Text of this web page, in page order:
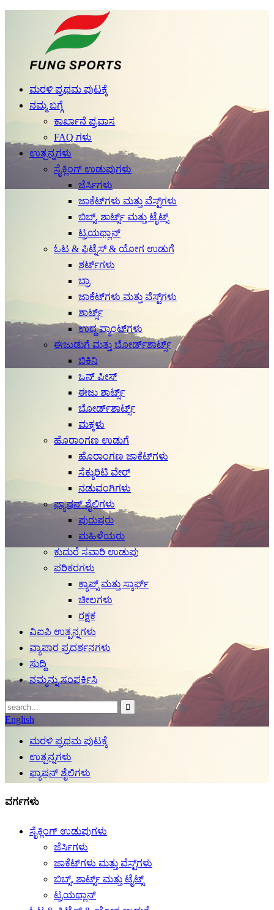
ಮರಳಿ ಪ್ರಥಮ ಪುಟಕ್ಕೆ
ನಮ್ಮ ಬಗ್ಗೆ
ಕಾರ್ಖಾನೆ ಪ್ರವಾಸ
FAQ ಗಳು
ಉತ್ಪನ್ನಗಳು
ಸೈಕ್ಲಿಂಗ್ ಉಡುಪುಗಳು
ಜೆರ್ಸಿಗಳು
ಜಾಕೆಟ್‌ಗಳು ಮತ್ತು ವೆಸ್ಟ್‌ಗಳು
ಬಿಬ್ಸ್, ಶಾರ್ಟ್ಸ್ ಮತ್ತು ಟೈಟ್ಸ್
ಟ್ರಯಥ್ಲಾನ್
ಓಟ & ಫಿಟ್ನೆಸ್ & ಯೋಗ ಉಡುಗೆ
ಶರ್ಟ್‌ಗಳು
ಬ್ರಾ
ಜಾಕೆಟ್‌ಗಳು ಮತ್ತು ವೆಸ್ಟ್‌ಗಳು
ಶಾರ್ಟ್ಸ್
ಉದ್ದ ಪ್ಯಾಂಟ್‌ಗಳು
ಈಜುಡುಗೆ ಮತ್ತು ಬೋರ್ಡ್‌ಶಾರ್ಟ್ಸ್
ಬಿಕಿನಿ
ಒನ್ ಪೀಸ್
ಈಜು ಶಾರ್ಟ್ಸ್
ಬೋರ್ಡ್‌ಶಾರ್ಟ್ಸ್
ಮಕ್ಕಳು
ಹೊರಾಂಗಣ ಉಡುಗೆ
ಹೊರಾಂಗಣ ಜಾಕೆಟ್‌ಗಳು
ಸೆಕ್ಯುರಿಟಿ ವೇರ್
ನಡುವಂಗಿಗಳು
ಫ್ಯಾಷನ್ ಶೈಲಿಗಳು
ಪುರುಷರು
ಮಹಿಳೆಯರು
ಕುದುರೆ ಸವಾರಿ ಉಡುಪು
ಪರಿಕರಗಳು
ಕ್ಯಾಪ್ಸ್ ಮತ್ತು ಸ್ಕಾರ್ಫ್
ಚೀಲಗಳು
ರಕ್ಷಕ
ವಿಐಪಿ ಉತ್ಪನ್ನಗಳು
ವ್ಯಾಪಾರ ಪ್ರದರ್ಶನಗಳು
ಸುದ್ದಿ
ನಮ್ಮನ್ನು ಸಂಪರ್ಕಿಸಿ
English
ಮರಳಿ ಪ್ರಥಮ ಪುಟಕ್ಕೆ
ಉತ್ಪನ್ನಗಳು
ಫ್ಯಾಷನ್ ಶೈಲಿಗಳು
ವರ್ಗಗಳು
ಸೈಕ್ಲಿಂಗ್ ಉಡುಪುಗಳು
ಜೆರ್ಸಿಗಳು
ಜಾಕೆಟ್‌ಗಳು ಮತ್ತು ವೆಸ್ಟ್‌ಗಳು
ಬಿಬ್ಸ್, ಶಾರ್ಟ್ಸ್ ಮತ್ತು ಟೈಟ್ಸ್
ಟ್ರಯಥ್ಲಾನ್